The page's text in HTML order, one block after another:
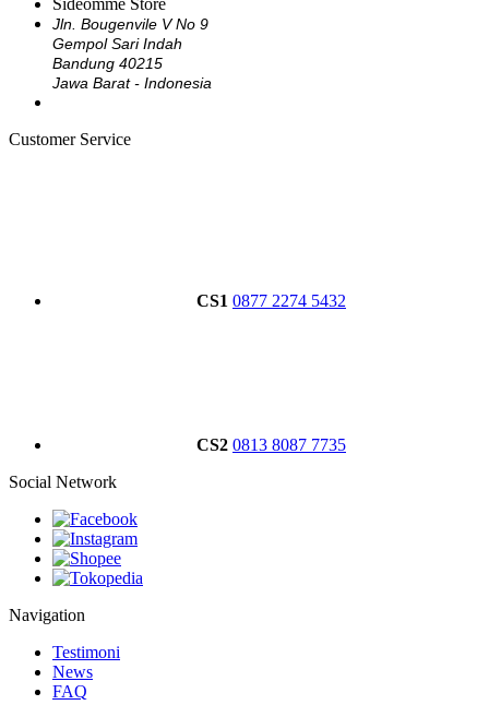
Jln. Bougenvile V No 9
Gempol Sari Indah
Bandung 40215
Jawa Barat - Indonesia
Customer Service
CS1 0877 2274 5432
CS2 0813 8087 7735
Social Network
Navigation
Testimoni
News
FAQ